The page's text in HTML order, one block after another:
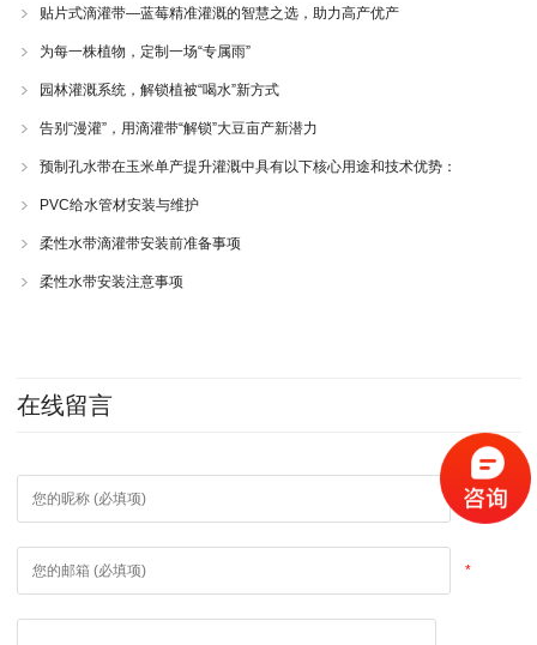
贴片式滴灌带—蓝莓精准灌溉的智慧之选，助力高产优产
为每一株植物，定制一场“专属雨”
园林灌溉系统，解锁植被“喝水”新方式
告别“漫灌”，用滴灌带“解锁”大豆亩产新潜力
预制孔水带在玉米单产提升灌溉中具有以下核心用途和技术优势：
PVC给水管材安装与维护
柔性水带滴灌带安装前准备事项
柔性水带安装注意事项
在线留言
*
*